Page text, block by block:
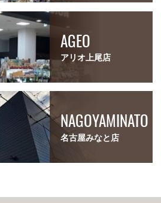
AGEO
アリオ上尾店
NAGOYAMINATO
名古屋みなと店